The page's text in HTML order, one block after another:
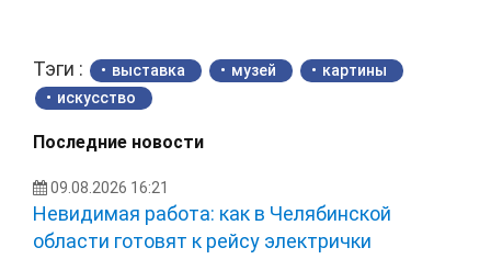
Тэги : выставка музей
картины
искусство
Последние новости
09.08.2026 16:21
Невидимая работа: как в Челябинской
области готовят к рейсу электрички